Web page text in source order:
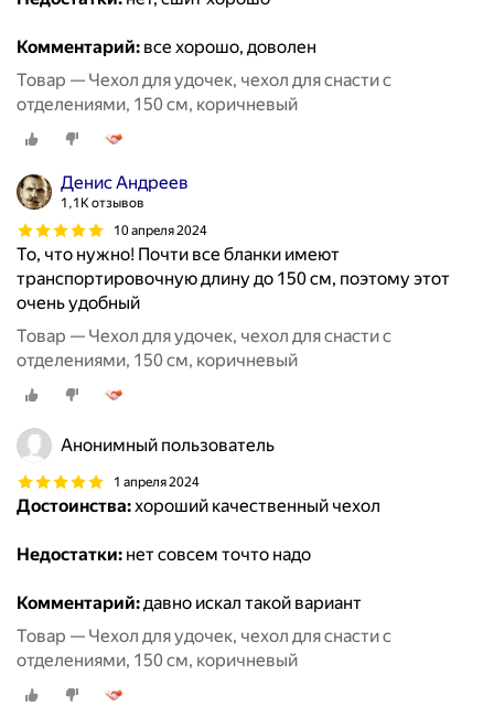
Комментарий: все хорошо, доволен
Товар — Чехол для удочек, чехол для снасти с
отделениями, 150 см, коричневый
Денис Андреев
1,1K отзывов
10 апреля 2024
То, что нужно! Почти все бланки имеют
транспортировочную длину до 150 см, поэтому этот
очень удобный
Товар — Чехол для удочек, чехол для снасти с
отделениями, 150 см, коричневый
Анонимный пользователь
1 апреля 2024
Достоинства:хороший качественный чехол
Недостатки: нет совсем точто надо
Комментарий:давно искал такой вариант
Товар — Чехол для удочек, чехол для снасти с
отделениями, 150 см, коричневый